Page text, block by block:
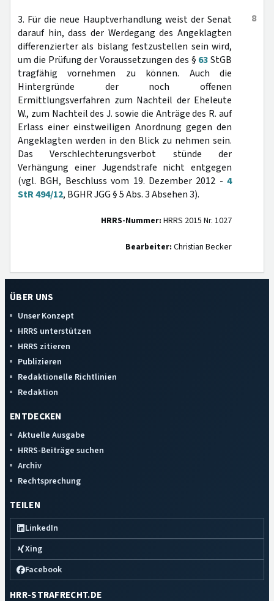
8
3. Für die neue Hauptverhandlung weist der Senat
darauf hin, dass der Werdegang des Angeklagten
differenzierter als bislang festzustellen sein wird,
um die Prüfung der Voraussetzungen des § 63StGB
tragfähig vornehmen zu können. Auch die
Hintergründe der noch offenen
Ermittlungsverfahren zum Nachteil der Eheleute
W., zum Nachteil des J. sowie die Anträge des R. auf
Erlass einer einstweiligen Anordnung gegen den
Angeklagten werden in den Blick zu nehmen sein.
Das Verschlechterungsverbot stünde der
Verhängung einer Jugendstrafe nicht entgegen
(vgl. BGH, Beschluss vom 19. Dezember 2012 - 4
StR 494/12, BGHR JGG § 5 Abs. 3 Absehen 3).
HRRS-Nummer: HRRS 2015 Nr. 1027
Bearbeiter: Christian Becker
ÜBER UNS
Unser Konzept
HRRS unterstützen
HRRS zitieren
Publizieren
Redaktionelle Richtlinien
Redaktion
ENTDECKEN
Aktuelle Ausgabe
HRRS-Beiträge suchen
Archiv
Rechtsprechung
TEILEN
LinkedIn
Xing
Facebook
HRR-STRAFRECHT.DE